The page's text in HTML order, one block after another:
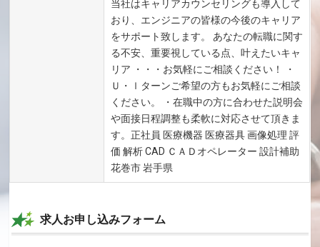
当社はキャリアカウンセリングも導入して
おり、エンジニアの皆様の今後のキャリア
をサポート致します。 あなたの転職に関す
る不安、重要視している点、叶えたいキャ
リア ・・・お気軽にご相談ください！ ・
Ｕ・ｌターンご希望の方もお気軽にご相談
ください。 ・在職中の方に合わせた説明会
や面接日程調整も柔軟に対応させて頂きま
す。正社員 医療機器 医療器具 画像処理 評
価 解析 CAD ＣＡＤオペレーター 設計補助
花巻市 岩手県
求人お申し込みフォーム